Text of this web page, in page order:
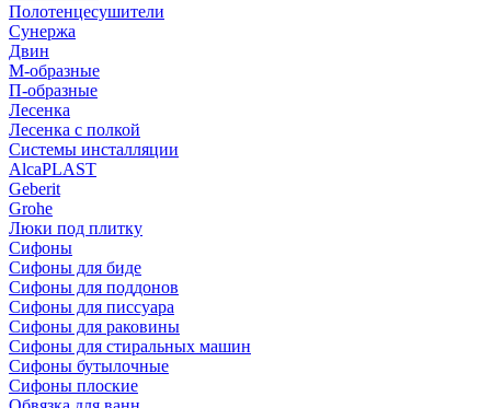
Полотенцесушители
Сунержа
Двин
М-образные
П-образные
Лесенка
Лесенка с полкой
Системы инсталляции
AlcaPLAST
Geberit
Grohe
Люки под плитку
Сифоны
Сифoны для биде
Сифoны для поддонов
Сифoны для писсуара
Сифоны для раковины
Сифоны для стиральных машин
Сифоны бутылочные
Сифоны плоские